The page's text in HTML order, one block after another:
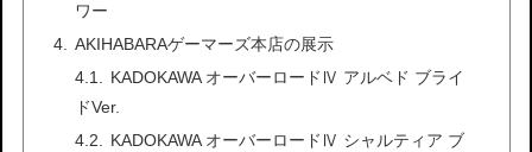
ワー
AKIHABARAゲーマーズ本店の展示
KADOKAWA オーバーロードⅣ アルベド ブライ
ドVer.
KADOKAWA オーバーロードⅣ シャルティア ブ